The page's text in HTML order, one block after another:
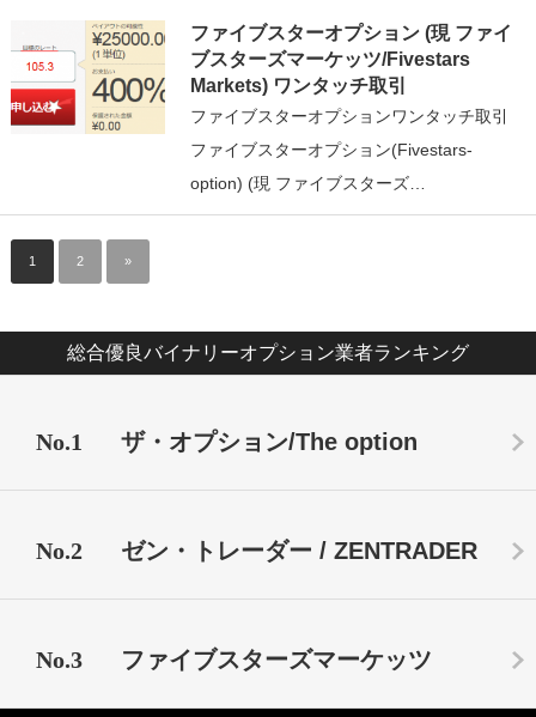
ファイブスターオプション (現 ファイ
ブスターズマーケッツ/Fivestars
Markets) ワンタッチ取引
ファイブスターオプションワンタッチ取引
ファイブスターオプション(Fivestars-
option) (現 ファイブスターズ…
1 2 »
総合優良バイナリーオプション業者ランキング
No.1 ザ・オプション/The option
No.2 ゼン・トレーダー / ZENTRADER
No.3 ファイブスターズマーケッツ